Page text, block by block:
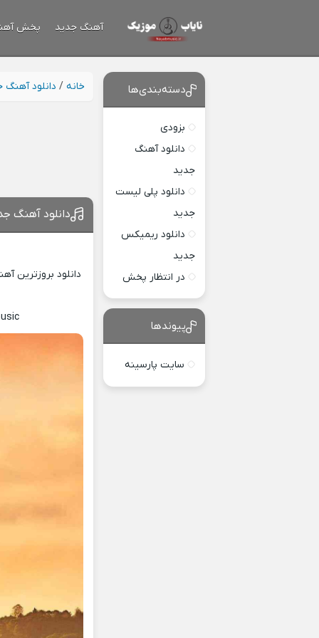
آهنگ جدید پخش
خانه / دانلود آهنگ
دانلود آهنگ
دانلود بروزترین
دسته‌بندی‌ها
بزودی
دانلود آهنگ
جدید
دانلود پلی لیست
جدید
دانلود ریمیکس
جدید
در انتظار پخش
پیوندها
سایت پارسینه